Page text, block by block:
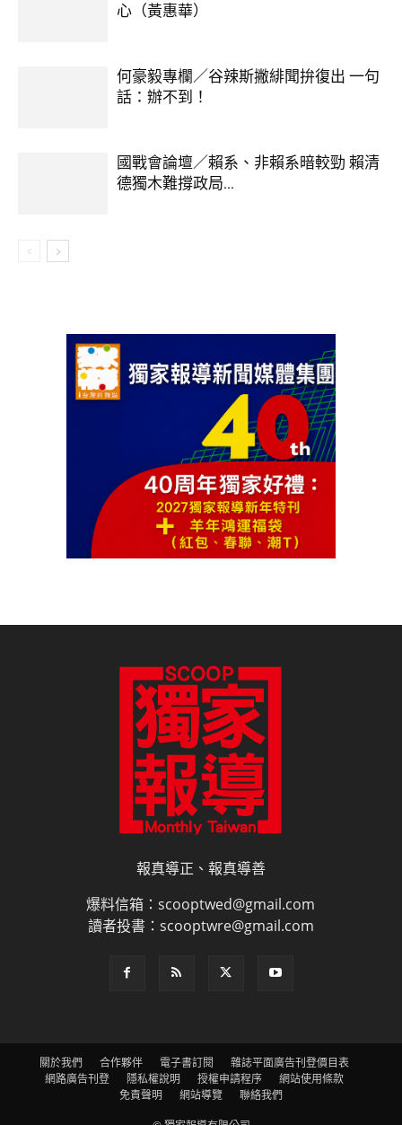
心（黃惠華）
何豪毅專欄／谷辣斯撇緋聞拚復出 一句
話：辦不到！
國戰會論壇／賴系、非賴系暗較勁 賴清
德獨木難撐政局...
報真導正、報真導善
爆料信箱：scooptwed@gmail.com
讀者投書：scooptwre@gmail.com
關於我們 合作夥伴 電子書訂閱
雜誌平面廣告刊登價目表
網路廣告刊登
隱私權說明 授權申請程序
網站使用條款
免責聲明
網站導覽
聯絡我們